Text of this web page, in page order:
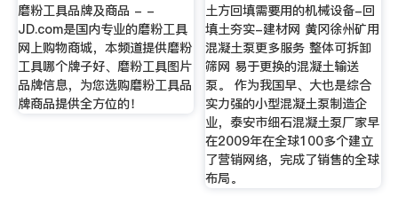
磨粉工具品牌及商品 - -
JD.com是国内专业的磨粉工具
网上购物商城，本频道提供磨粉
工具哪个牌子好、磨粉工具图片
品牌信息，为您选购磨粉工具品
牌商品提供全方位的！
土方回填需要用的机械设备-回
填土夯实-建材网 黄冈徐州矿用
混凝土泵更多服务 整体可拆卸
筛网 易于更换的混凝土输送
泵。 作为我国早、大也是综合
实力强的小型混凝土泵制造企
业，泰安市细石混凝土泵厂家早
在2009年在全球100多个建立
了营销网络，完成了销售的全球
布局。